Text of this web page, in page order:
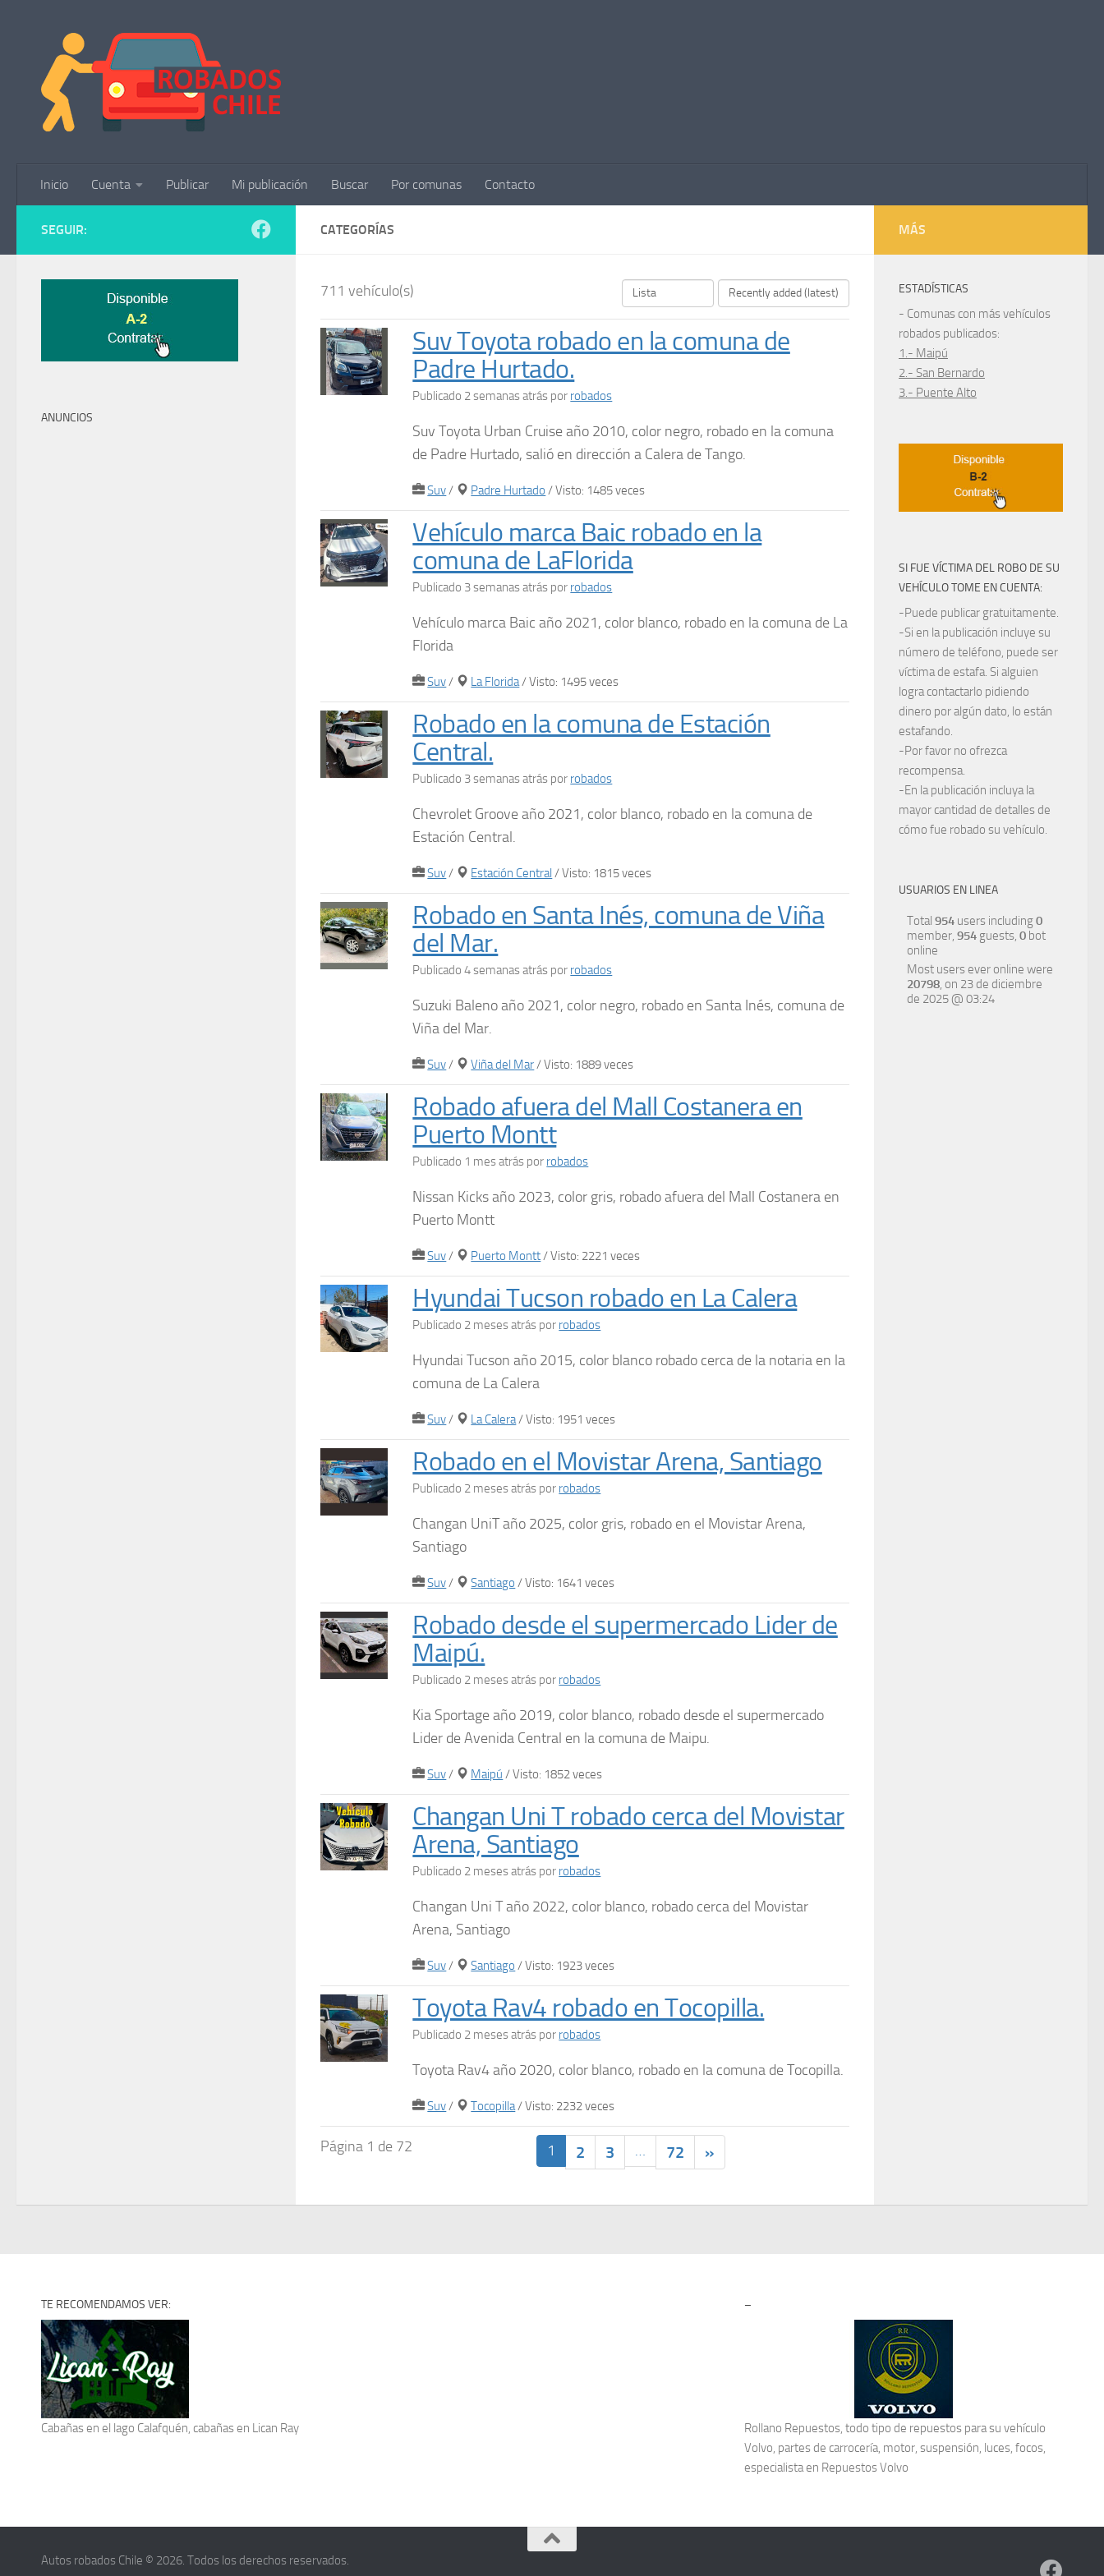
Inicio Cuenta Publicar Mi publicación Buscar Por comunas Contacto
CATEGORÍAS
711 vehículo(s)
Suv Toyota robado en la comuna de
Padre Hurtado.
Publicado 2 semanas atrás por robados
Suv Toyota Urban Cruise año 2010, color negro, robado en la comuna
de Padre Hurtado, salió en dirección a Calera de Tango.
Suv/ Padre Hurtado / Visto: 1485 veces
Vehículo marca Baic robado en la
comuna de LaFlorida
Publicado 3 semanas atrás por robados
Vehículo marca Baic año 2021, color blanco, robado en la comuna de La
Florida
Suv/ La Florida/ Visto: 1495 veces
Robado en la comuna de Estación
Central.
Publicado 3 semanas atrás por robados
Chevrolet Groove año 2021, color blanco, robado en la comuna de
Estación Central.
Suv/ Estación Central / Visto: 1815 veces
Robado en Santa Inés, comuna de Viña
del Mar.
Publicado 4 semanas atrás por robados
Suzuki Baleno año 2021, color negro, robado en Santa Inés, comuna de
Viña del Mar.
Suv/ Viña del Mar/ Visto: 1889 veces
Robado afuera del Mall Costanera en
Puerto Montt
Publicado 1 mes atrás por robados
Nissan Kicks año 2023, color gris, robado afuera del Mall Costanera en
Puerto Montt
Suv/ Puerto Montt/ Visto: 2221 veces
Hyundai Tucson robado en La Calera
Publicado 2 meses atrás por robados
Hyundai Tucson año 2015, color blanco robado cerca de la notaria en la
comuna de La Calera
Suv/ La Calera/ Visto: 1951 veces
Robado en el Movistar Arena, Santiago
Publicado 2 meses atrás por robados
Changan UniT año 2025, color gris, robado en el Movistar Arena,
Santiago
Suv/ Santiago / Visto: 1641 veces
Robado desde el supermercado Lider de
Maipú.
Publicado 2 meses atrás por robados
Kia Sportage año 2019, color blanco, robado desde el supermercado
Lider de Avenida Central en la comuna de Maipu.
Suv/ Maipú / Visto: 1852 veces
Changan Uni T robado cerca del Movistar
Arena, Santiago
Publicado 2 meses atrás por robados
Changan Uni T año 2022, color blanco, robado cerca del Movistar
Arena, Santiago
Suv/ Santiago / Visto: 1923 veces
Toyota Rav4 robado en Tocopilla.
Publicado 2 meses atrás por robados
Toyota Rav4 año 2020, color blanco, robado en la comuna de Tocopilla.
Suv/ Tocopilla/ Visto: 2232 veces
Página 1 de 72 1 2 3 … 72 »
SEGUIR:
ANUNCIOS
MÁS
ESTADÍSTICAS
- Comunas con más vehículos
robados publicados:
1.- Maipú
2.- San Bernardo
3.- Puente Alto
SI FUE VÍCTIMA DEL ROBO DE SU
VEHÍCULO TOME EN CUENTA:
-Puede publicar gratuitamente.
-Si en la publicación incluye su
número de teléfono, puede ser
víctima de estafa. Si alguien
logra contactarlo pidiendo
dinero por algún dato, lo están
estafando.
-Por favor no ofrezca
recompensa.
-En la publicación incluya la
mayor cantidad de detalles de
cómo fue robado su vehículo.
USUARIOS EN LINEA
Total 954 users including0
member, 954 guests, 0 bot
online
Most users ever online were
20798, on 23 de diciembre
de 2025 @ 03:24
TE RECOMENDAMOS VER:
Cabañas en el lago Calafquén, cabañas en Lican Ray
–
Rollano Repuestos, todo tipo de repuestos para su vehículo
Volvo, partes de carrocería, motor, suspensión, luces, focos,
especialista en Repuestos Volvo
Autos robados Chile © 2026. Todos los derechos reservados.